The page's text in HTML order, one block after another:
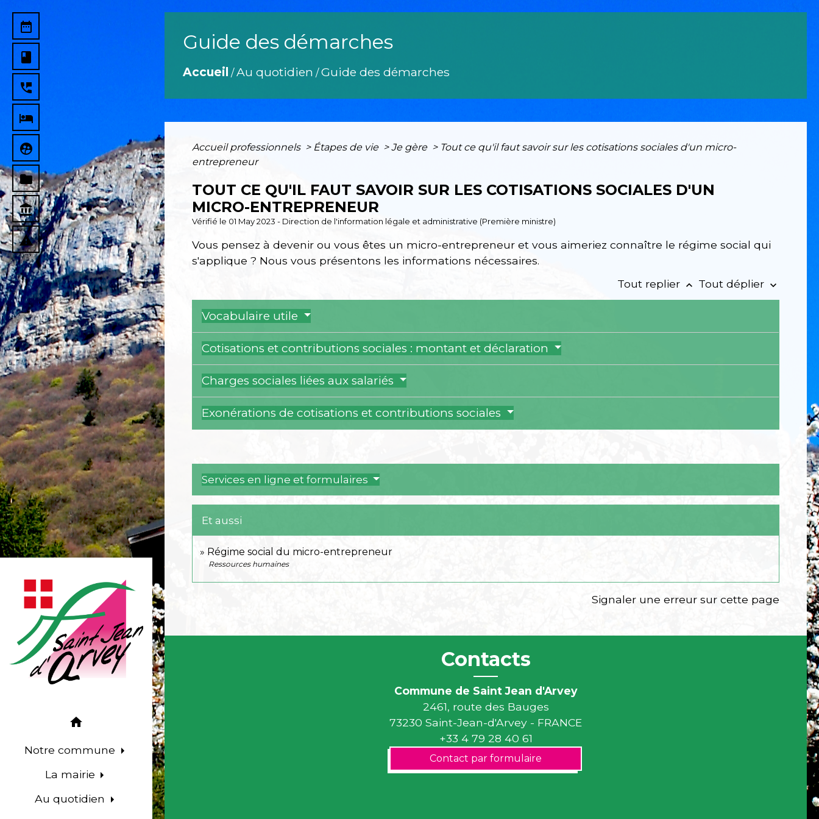
home
Notre commune
La mairie
Au quotidien
Guide des démarches
Accueil /Au quotidien /Guide des démarches
date_range
book
perm_phone_msg
local_hotel
supervised_user_circle
folder
account_balance
report_problem
Accueil professionnels > Étapes de vie > Je gère > Tout ce qu'il faut savoir sur les cotisations sociales d'un micro-
entrepreneur
TOUT CE QU'IL FAUT SAVOIR SUR LES COTISATIONS SOCIALES D'UN
MICRO-ENTREPRENEUR
Vérifié le 01 May 2023 - Direction de l'information légale et administrative (Première ministre)
Vous pensez à devenir ou vous êtes un micro-entrepreneur et vous aimeriez connaître le régime social qui
s'applique ? Nous vous présentons les informations nécessaires.
Tout replier keyboard_arrow_up Tout déplier keyboard_arrow_down
Vocabulaire utile
Cotisations et contributions sociales : montant et déclaration
Charges sociales liées aux salariés
Exonérations de cotisations et contributions sociales
Services en ligne et formulaires
Et aussi
Régime social du micro-entrepreneur
Ressources humaines
Signaler une erreur sur cette page
Contacts
Commune de Saint Jean d'Arvey
2461, route des Bauges
73230 Saint-Jean-d'Arvey - FRANCE
+33 4 79 28 40 61
Contact par formulaire